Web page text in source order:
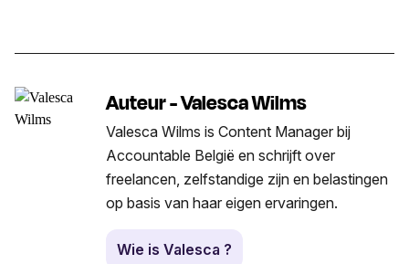
Auteur - Valesca Wilms
Valesca Wilms is Content Manager bij
Accountable België en schrijft over
freelancen, zelfstandige zijn en belastingen
op basis van haar eigen ervaringen.
Wie is Valesca ?